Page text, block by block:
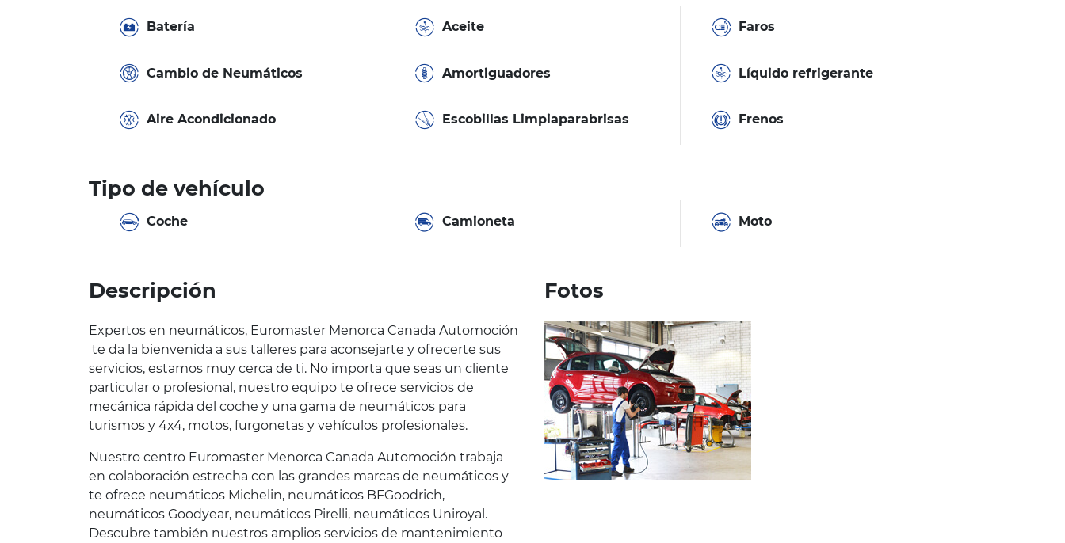
Batería Aceite Faros
Cambio de Neumáticos Amortiguadores Líquido refrigerante
Aire Acondicionado Escobillas Limpiaparabrisas Frenos
Tipo de vehículo
Coche Camioneta Moto
Descripción
Expertos en neumáticos, Euromaster Menorca Canada Automoción
te da la bienvenida a sus talleres para aconsejarte y ofrecerte sus
servicios, estamos muy cerca de ti. No importa que seas un cliente
particular o profesional, nuestro equipo te ofrece servicios de
mecánica rápida del coche y una gama de neumáticos para
turismos y 4x4, motos, furgonetas y vehículos profesionales.
Nuestro centro Euromaster Menorca Canada Automoción trabaja
en colaboración estrecha con las grandes marcas de neumáticos y
te ofrece neumáticos Michelin, neumáticos BFGoodrich,
neumáticos Goodyear, neumáticos Pirelli, neumáticos Uniroyal.
Descubre también nuestros amplios servicios de mantenimiento
Fotos